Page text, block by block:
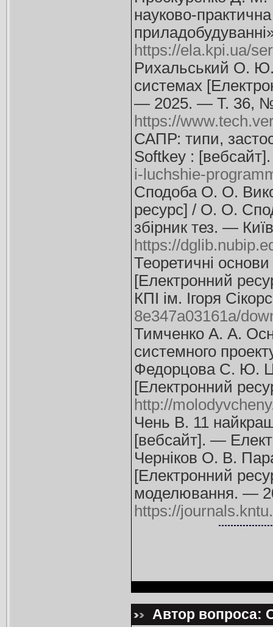
науково-
https://ela.kpi.ua/
Рихальський О. Ю.
системах
— 2025. — Т. 36,
https://
САПР: типи,
Softkey :
i-luchshie-
Сподоба О. О.
ресурс] / О. О.
збірник тез. —
https://
Теоретичні
[Електронний
КПІ ім. Ігоря
8e347a03161a/
Тимченко А. А.
системного
Федорцова С. Ю.
[Електронний
http://
Чень В. 11
[вебсайт]. —
Черніков О. В.
[Електронний
моделювання. —
https://
Автор вопроса: